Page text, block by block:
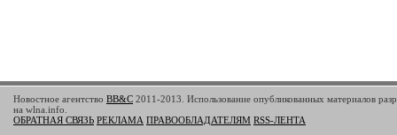
Новостное агентство BB&C 2011-2013. Использование опубликованных материалов
на wlna.info.
ОБРАТНАЯ СВЯЗЬ РЕКЛАМА ПРАВООБЛАДАТЕЛЯМ RSS-ЛЕНТА